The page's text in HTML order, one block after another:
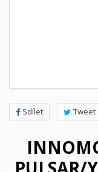
Sdílet Tweet